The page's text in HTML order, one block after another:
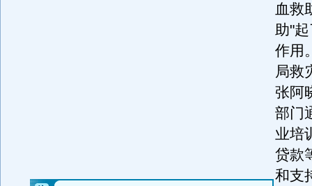
血救
助"
作用
局救
张阿
部门
业培
贷款
和支